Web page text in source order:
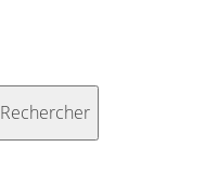
Rechercher